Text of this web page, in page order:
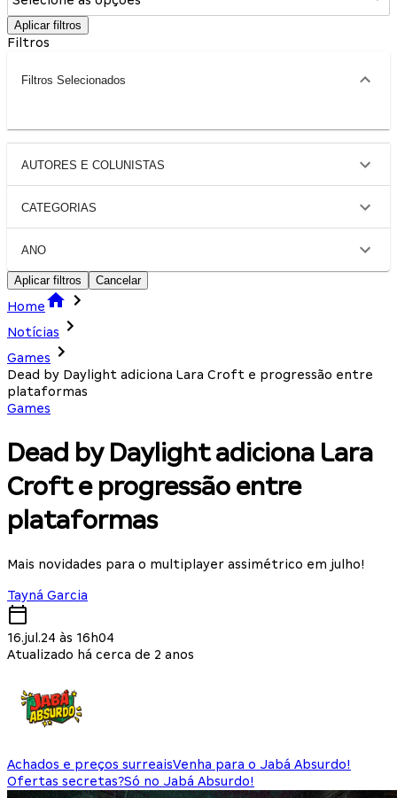
Aplicar filtros
Filtros
Filtros Selecionados
AUTORES E COLUNISTAS
CATEGORIAS
ANO
Aplicar filtros Cancelar
Home
Notícias
Games
Dead by Daylight adiciona Lara Croft e progressão entre
plataformas
Games
Dead by Daylight adiciona Lara
Croft e progressão entre
plataformas
Mais novidades para o multiplayer assimétrico em julho!
Tayná Garcia
16.jul.24 às 16h04
Atualizado há cerca de 2 anos
Achados e preços surreaisVenha para o Jabá Absurdo!
Ofertas secretas?Só no Jabá Absurdo!